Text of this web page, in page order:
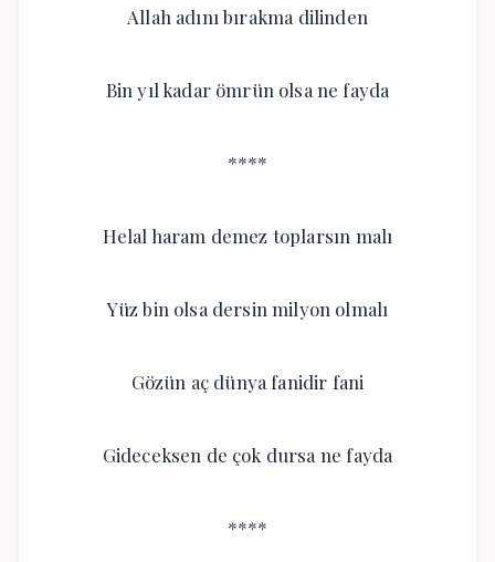
Allah adını bırakma dilinden
Bin yıl kadar ömrün olsa ne fayda
****
Helal haram demez toplarsın malı
Yüz bin olsa dersin milyon olmalı
Gözün aç dünya fanidir fani
Gideceksen de çok dursa ne fayda
****